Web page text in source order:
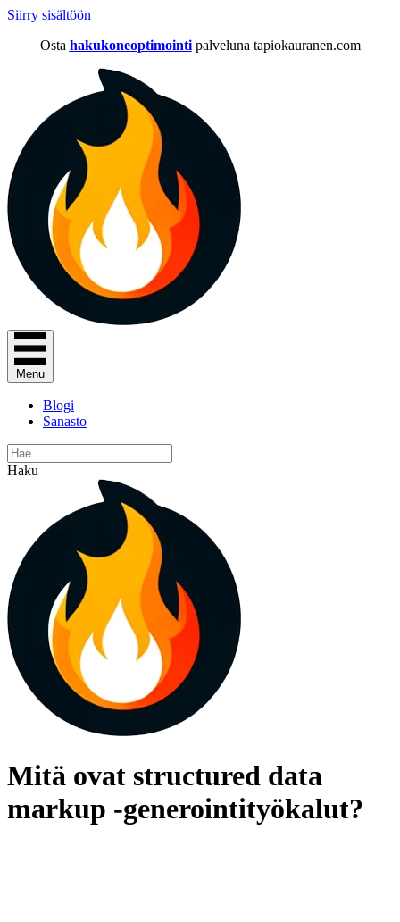
Siirry sisältöön
Osta hakukoneoptimointi palveluna tapiokauranen.com
Menu
Blogi
Sanasto
Haku
Mitä ovat structured data
markup -generointityökalut?